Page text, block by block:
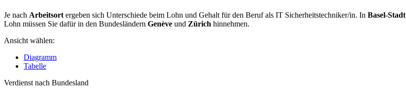
Je nach Arbeitsort ergeben sich Unterschiede beim Lohn und Gehalt für den Beruf als IT Sicherheitstechniker/in. In Basel-Stadt
Lohn müssen Sie dafür in den Bundesländern Genève und Zürich hinnehmen.
Ansicht wählen:
Diagramm
Tabelle
Verdienst nach Bundesland